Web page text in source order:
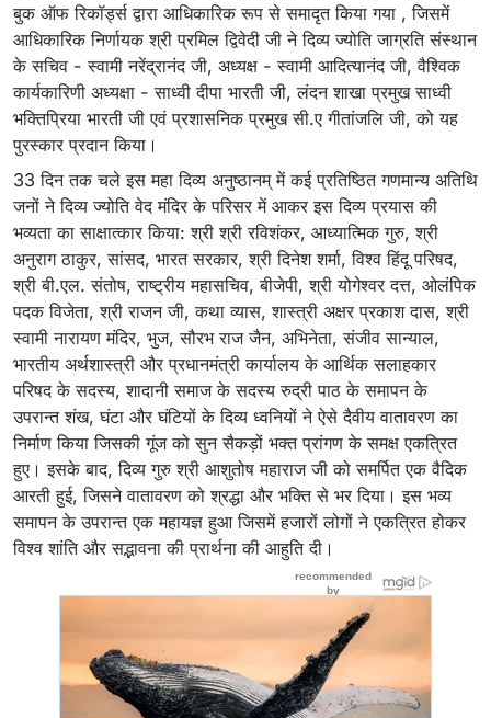
बुक ऑफ रिकॉर्ड्स द्वारा आधिकारिक रूप से समादृत किया गया , जिसमें
आधिकारिक निर्णायक श्री प्रमिल द्विवेदी जी ने दिव्य ज्योति जाग्रति संस्थान
के सचिव - स्वामी नरेंद्रानंद जी, अध्यक्ष - स्वामी आदित्यानंद जी, वैश्विक
कार्यकारिणी अध्यक्षा - साध्वी दीपा भारती जी, लंदन शाखा प्रमुख साध्वी
भक्तिप्रिया भारती जी एवं प्रशासनिक प्रमुख सी.ए गीतांजलि जी, को यह
पुरस्कार प्रदान किया।
33 दिन तक चले इस महा दिव्य अनुष्ठानम् में कई प्रतिष्ठित गणमान्य अतिथि
जनों ने दिव्य ज्योति वेद मंदिर के परिसर में आकर इस दिव्य प्रयास की
भव्यता का साक्षात्कार किया: श्री श्री रविशंकर, आध्यात्मिक गुरु, श्री
अनुराग ठाकुर, सांसद, भारत सरकार, श्री दिनेश शर्मा, विश्व हिंदू परिषद,
श्री बी.एल. संतोष, राष्ट्रीय महासचिव, बीजेपी, श्री योगेश्वर दत्त, ओलंपिक
पदक विजेता, श्री राजन जी, कथा व्यास, शास्त्री अक्षर प्रकाश दास, श्री
स्वामी नारायण मंदिर, भुज, सौरभ राज जैन, अभिनेता, संजीव सान्याल,
भारतीय अर्थशास्त्री और प्रधानमंत्री कार्यालय के आर्थिक सलाहकार
परिषद के सदस्य, शादानी समाज के सदस्य रुद्री पाठ के समापन के
उपरान्त शंख, घंटा और घंटियों के दिव्य ध्वनियों ने ऐसे दैवीय वातावरण का
निर्माण किया जिसकी गूंज को सुन सैकड़ों भक्त प्रांगण के समक्ष एकत्रित
हुए। इसके बाद, दिव्य गुरु श्री आशुतोष महाराज जी को समर्पित एक वैदिक
आरती हुई, जिसने वातावरण को श्रद्धा और भक्ति से भर दिया। इस भव्य
समापन के उपरान्त एक महायज्ञ हुआ जिसमें हजारों लोगों ने एकत्रित होकर
विश्व शांति और सद्भावना की प्रार्थना की आहुति दी।